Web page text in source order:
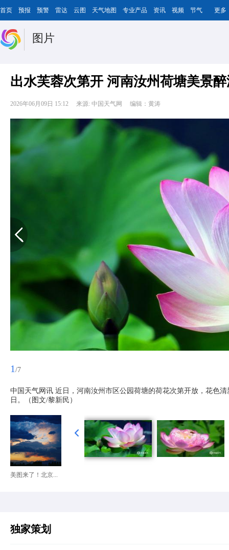
首页 预报 预警 雷达 云图 天气地图 专业产品 资讯 视频 节气 更多
图片
出水芙蓉次第开 河南汝州荷塘美景
2026年06月09日 15:12 来源: 中国天气网 编辑：黄涛
1 /7
中国天气网讯 近日，河南汝州市区公园荷塘的荷花次第开放，花色
日。（图文/黎新民）
美图来了！北京...
独家策划